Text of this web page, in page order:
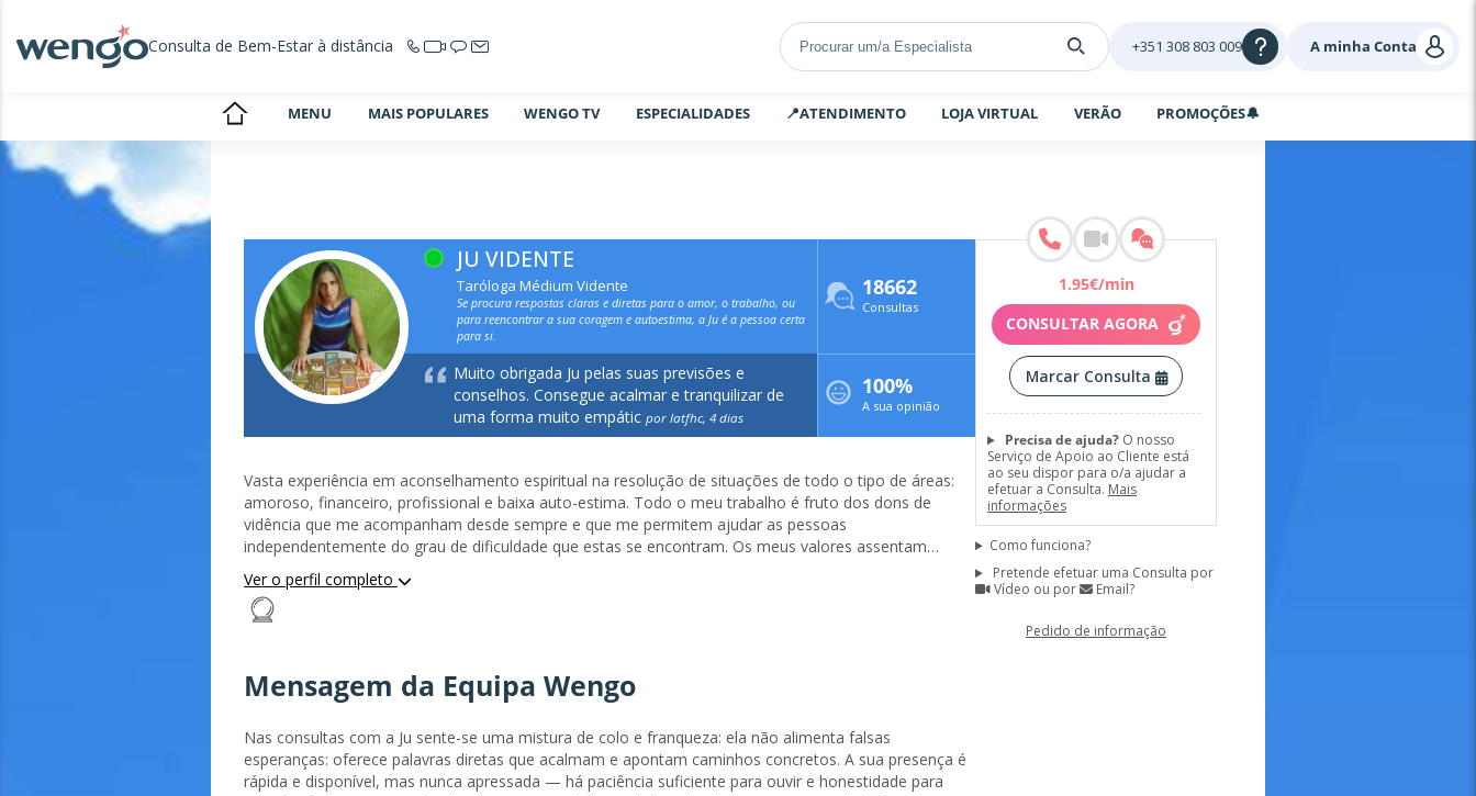
Consulta de Bem-Estar à distância A minha Conta
+351 308 803 009
MENU MAIS POPULARES WENGO TV ESPECIALIDADES 📍ATENDIMENTO LOJA VIRTUAL VERÃO PROMOÇÕES🔔
JU VIDENTE
Taróloga Médium Vidente
Se procura respostas claras e diretas para o amor, o trabalho, ou
para reencontrar a sua coragem e autoestima, a Ju é a pessoa certa
para si.
18662
Consultas
Muito obrigada Ju pelas suas previsões e
conselhos. Consegue acalmar e tranquilizar de
uma forma muito empátic por latfhc, 4 dias
100%
A sua opinião
Vasta experiência em aconselhamento espiritual na resolução de situações de todo o tipo de áreas:
amoroso, financeiro, profissional e baixa auto-estima. Todo o meu trabalho é fruto dos dons de
vidência que me acompanham desde sempre e que me permitem ajudar as pessoas
independentemente do grau de dificuldade que estas se encontram. Os meus valores assentam
acima de tudo na honestidade e transparência que hoje são muito escassos nesta área profissional.
Apesar de ser uma pessoa direta nos meus aconselhamentos revelando apenas a verdade que vejo
e sinto, transmito as minhas mensagens de uma forma clara e com uma perspectiva de esperança
Ver o perfil completo
Mensagem da Equipa Wengo
Nas consultas com a Ju sente-se uma mistura de colo e franqueza: ela não alimenta falsas
esperanças: oferece palavras diretas que acalmam e apontam caminhos concretos. A sua presença é
rápida e disponível, mas nunca apressada — há paciência suficiente para ouvir e honestidade para
1.95€/min
CONSULTAR AGORA
Marcar Consulta
Precisa de ajuda?O nosso
Serviço de Apoio ao Cliente está
ao seu dispor para o/a ajudar a
efetuar a Consulta. Mais
informações
Como funciona?
Pretende efetuar uma Consulta por
Vídeo ou por
Email?
Pedido de informação